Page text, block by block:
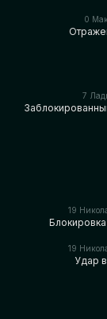
0
7
19
19
Удар